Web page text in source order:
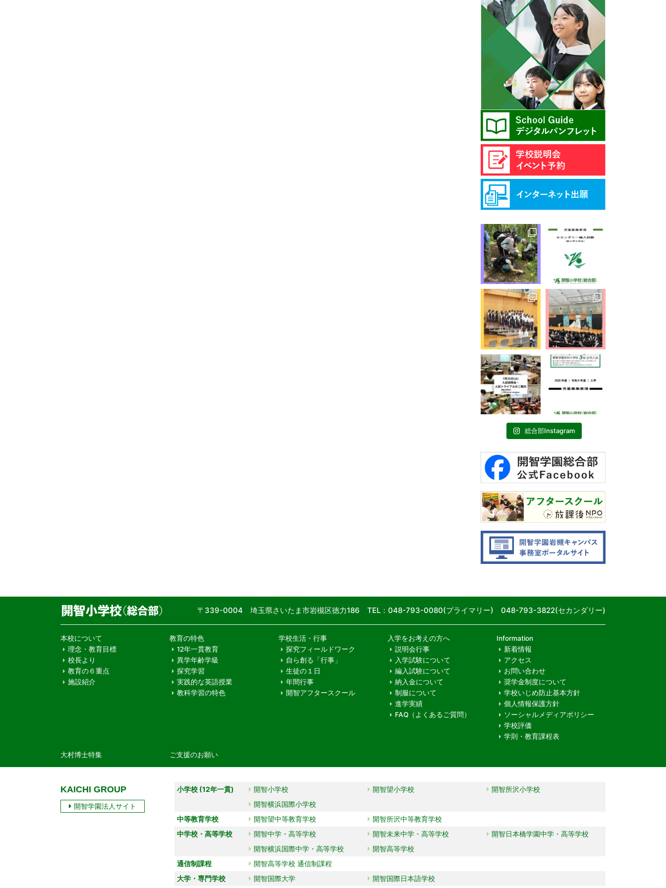
総合部Instagram
〒339-0004 埼玉県さいたま市岩槻区徳力186 TEL：048-793-0080(プライマリー) 048-793-3822(セカンダリー)
本校について
理念・教育目標
校長より
教育の６重点
施設紹介
教育の特色
12年一貫教育
異学年齢学級
探究学習
実践的な英語授業
教科学習の特色
学校生活・行事
探究フィールドワーク
自ら創る「行事」
生徒の１日
年間行事
開智アフタースクール
入学をお考えの方へ
説明会行事
入学試験について
編入試験について
納入金について
制服について
進学実績
FAQ（よくあるご質問）
Information
新着情報
アクセス
お問い合わせ
奨学金制度について
学校いじめ防止基本方針
個人情報保護方針
ソーシャルメディアポリシー
学校評価
学則・教育課程表
大村博士特集 ご支援のお願い
KAICHI GROUP
開智学園法人サイト
小学校 (12年一貫) 開智小学校 開智望小学校
開智所沢小学校
開智横浜国際小学校
中等教育学校
開智望中等教育学校
開智所沢中等教育学校
中学校・高等学校
開智中学・高等学校 開智未来中学・高等学校
開智日本橋学園中学・高等学校
開智横浜国際中学・高等学校
開智高等学校
通信制課程
開智高等学校 通信制課程
大学・専門学校
開智国際大学 開智国際日本語学校